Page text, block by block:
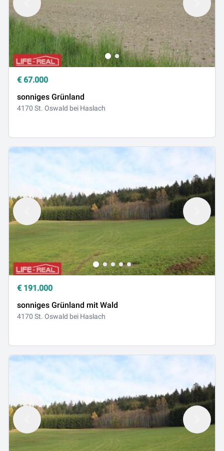
€ 67.000
sonniges Grünland
4170 St. Oswald bei Haslach
€ 191.000
sonniges Grünland mit Wald
4170 St. Oswald bei Haslach